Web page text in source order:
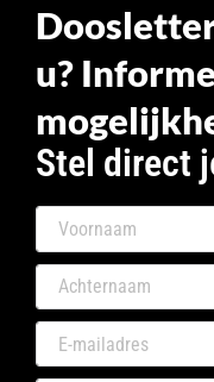
u?
Stel direct